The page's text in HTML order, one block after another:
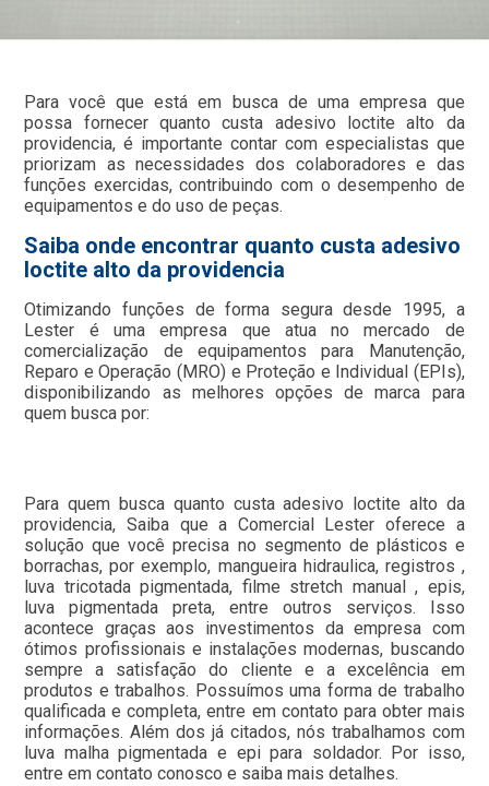
Para você que está em busca de uma empresa que
possa fornecer quanto custa adesivo loctite alto da
providencia, é importante contar com especialistas que
priorizam as necessidades dos colaboradores e das
funções exercidas, contribuindo com o desempenho de
equipamentos e do uso de peças.
Saiba onde encontrar quanto custa adesivo
loctite alto da providencia
Otimizando funções de forma segura desde 1995, a
Lester é uma empresa que atua no mercado de
comercialização de equipamentos para Manutenção,
Reparo e Operação (MRO) e Proteção e Individual (EPIs),
disponibilizando as melhores opções de marca para
quem busca por:
Para quem busca quanto custa adesivo loctite alto da
providencia, Saiba que a Comercial Lester oferece a
solução que você precisa no segmento de plásticos e
borrachas, por exemplo, mangueira hidraulica, registros ,
luva tricotada pigmentada, filme stretch manual , epis,
luva pigmentada preta, entre outros serviços. Isso
acontece graças aos investimentos da empresa com
ótimos profissionais e instalações modernas, buscando
sempre a satisfação do cliente e a excelência em
produtos e trabalhos. Possuímos uma forma de trabalho
qualificada e completa, entre em contato para obter mais
informações. Além dos já citados, nós trabalhamos com
luva malha pigmentada e epi para soldador. Por isso,
entre em contato conosco e saiba mais detalhes.